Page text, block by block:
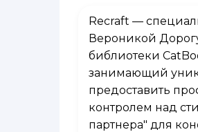
Recraft —
Вероникой
библиотеки
занимающий
предоставить
контролем над
партнера" для